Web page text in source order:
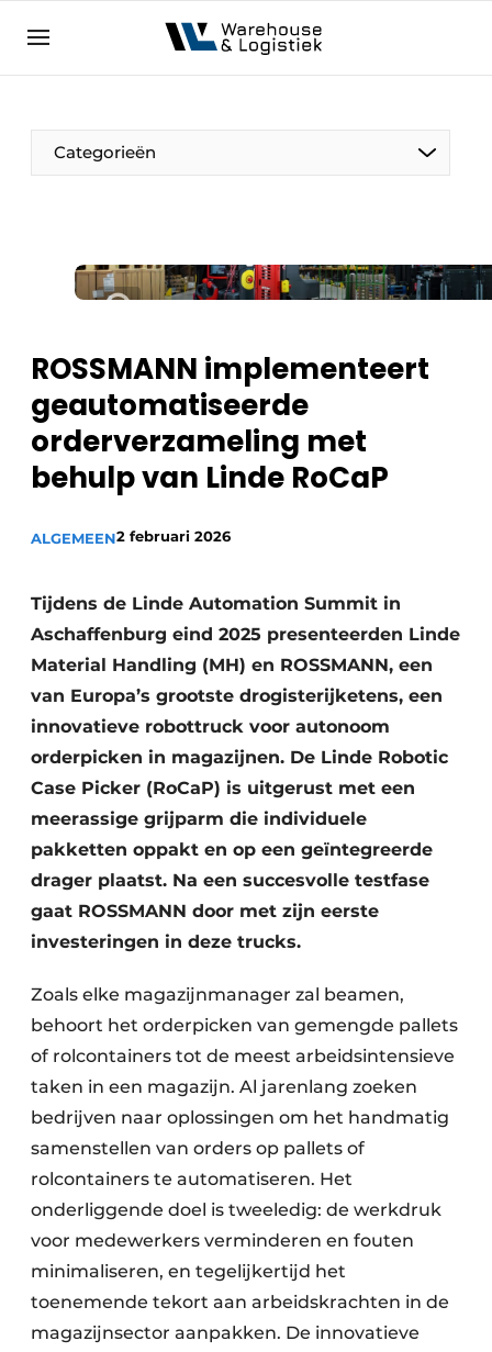
NL EN
Categorieën
ROSSMANN implementeert
geautomatiseerde
orderverzameling met
behulp van Linde RoCaP
ALGEMEEN2 februari 2026
Tijdens de Linde Automation Summit in
Aschaffenburg eind 2025 presenteerden Linde
Material Handling (MH) en ROSSMANN, een
van Europa’s grootste drogisterijketens, een
innovatieve robottruck voor autonoom
orderpicken in magazijnen. De Linde Robotic
Case Picker (RoCaP) is uitgerust met een
meerassige grijparm die individuele
pakketten oppakt en op een geïntegreerde
drager plaatst. Na een succesvolle testfase
gaat ROSSMANN door met zijn eerste
investeringen in deze trucks.
Zoals elke magazijnmanager zal beamen,
behoort het orderpicken van gemengde pallets
of rolcontainers tot de meest arbeidsintensieve
taken in een magazijn. Al jarenlang zoeken
bedrijven naar oplossingen om het handmatig
samenstellen van orders op pallets of
rolcontainers te automatiseren. Het
onderliggende doel is tweeledig: de werkdruk
voor medewerkers verminderen en fouten
minimaliseren, en tegelijkertijd het
toenemende tekort aan arbeidskrachten in de
magazijnsector aanpakken. De innovatieve